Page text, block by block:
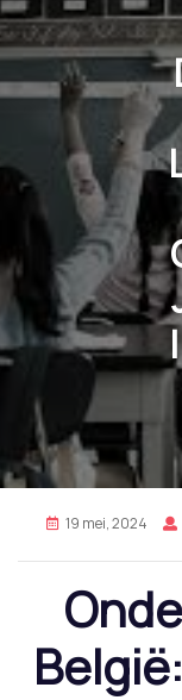
19 mei, 2024